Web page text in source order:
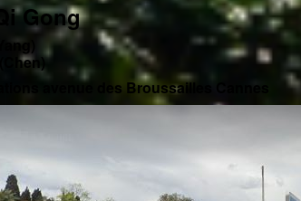
Gong
avenue des Broussailles Cannes